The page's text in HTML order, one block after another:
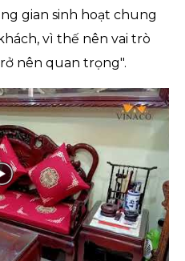
gian sinh hoạt chung
vì thế nên vai trò
nên quan trọng".